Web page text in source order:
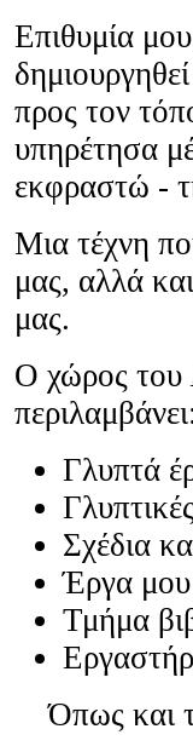
Επιθυμία
προς τον
υπηρέτησα
εκφραστώ -
Μια τέχνη
μας, αλλά
μας.
Ο χώρος του
Γλυπτά
Σχέδια
Έργα μου
Τμήμα
Όπως και